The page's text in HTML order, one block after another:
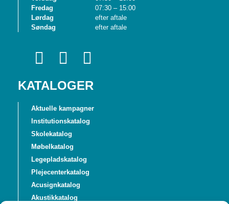
Fredag
Lørdag
Søndag
07:30 – 15:00
efter aftale
efter aftale
KATALOGER
Aktuelle kampagner
Institutionskatalog
Skolekatalog
Møbelkatalog
Legepladskatalog
Plejecenterkatalog
Acusignkatalog
Akustikkatalog